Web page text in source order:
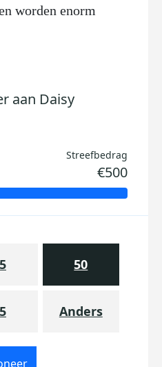
worden enorm
aan Daisy
Streefbedrag
€500
50
Anders